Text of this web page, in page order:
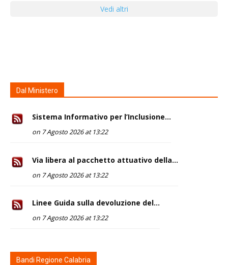
Vedi altri
Dal Ministero
Sistema Informativo per l’Inclusione...
on 7 Agosto 2026 at 13:22
Via libera al pacchetto attuativo della...
on 7 Agosto 2026 at 13:22
Linee Guida sulla devoluzione del...
on 7 Agosto 2026 at 13:22
Bandi Regione Calabria